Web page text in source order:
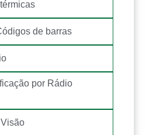
de barras
por Rádio